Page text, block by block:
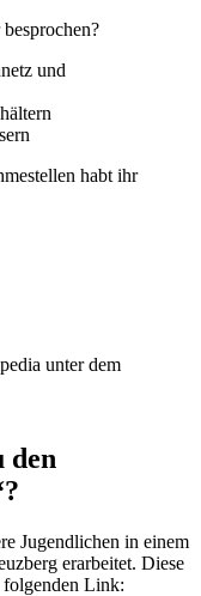
und
habt ihr
unter dem
den
Jugendlichen in einem
erarbeitet. Diese
folgenden Link: